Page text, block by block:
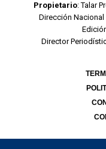
Propietario: Talar
Dirección
Director